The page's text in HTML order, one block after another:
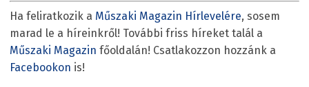
Ha feliratkozik a Műszaki Magazin Hírlevelére, sosem
marad le a híreinkről! További friss híreket talál a
Műszaki Magazin főoldalán! Csatlakozzon hozzánk a
Facebookon is!